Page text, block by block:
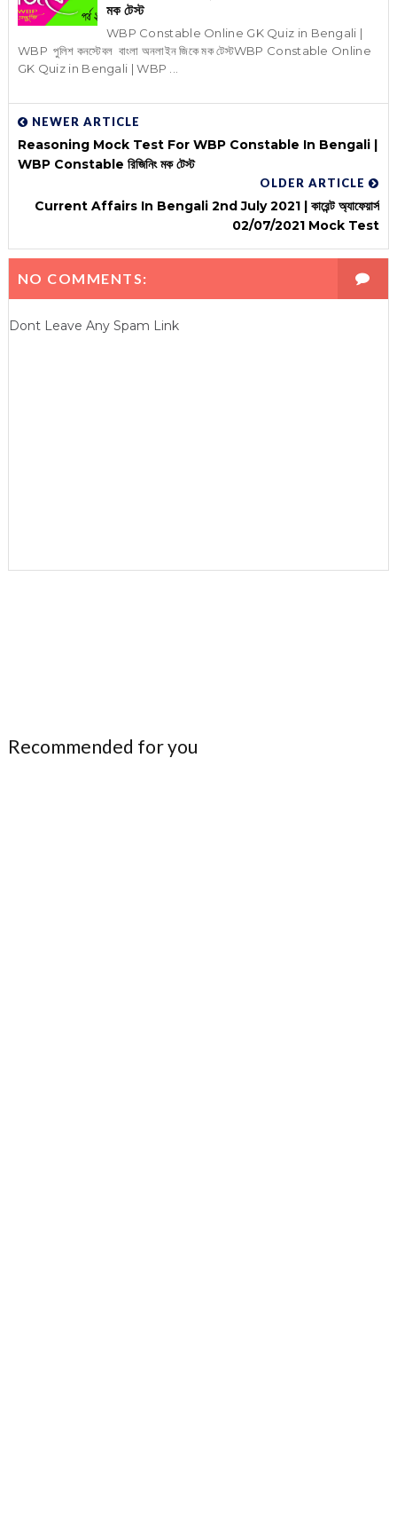
মক টেস্ট
WBP Constable Online GK Quiz in Bengali |
WBP পুলিশ কনস্টেবল বাংলা অনলাইন জিকে মক টেস্টWBP Constable Online
GK Quiz in Bengali | WBP ...
NEWER ARTICLE
Reasoning Mock Test For WBP Constable In Bengali |
WBP Constable রিজিনিং মক টেস্ট
OLDER ARTICLE
Current Affairs In Bengali 2nd July 2021 | কারেন্ট অ্যাফেয়ার্স
02/07/2021 Mock Test
NO COMMENTS:
Dont Leave Any Spam Link
Recommended for you